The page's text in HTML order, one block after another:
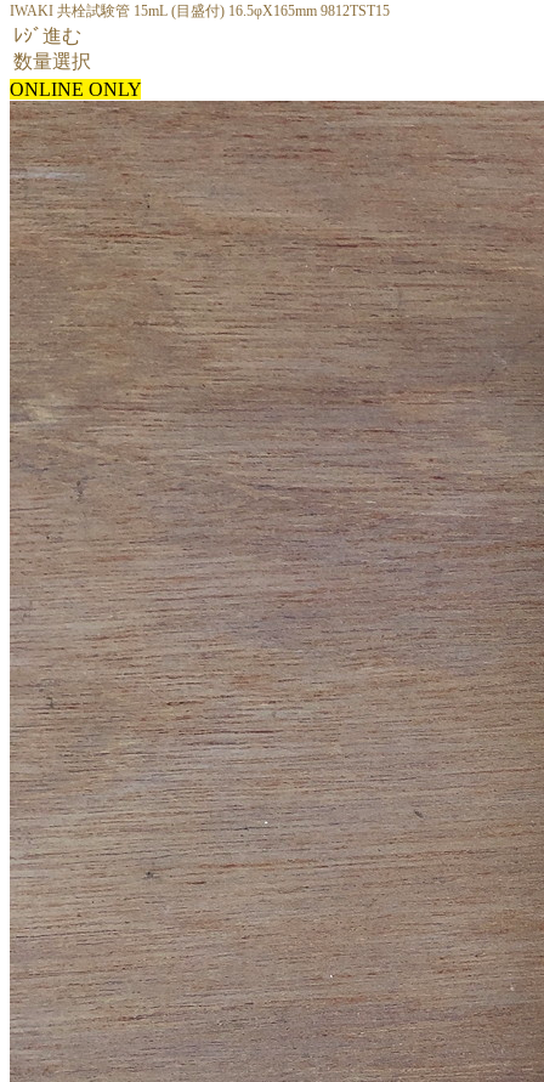
IWAKI 共栓試験管 15mL (目盛付) 16.5φX165mm 9812TST15
ﾚｼﾞ進む
数量選択
ONLINE ONLY